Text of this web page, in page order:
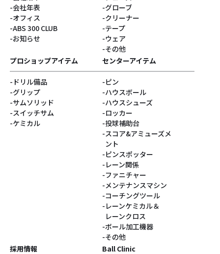
会社年表
オフィス
ABS 300 CLUB
お知らせ
グローブ
クリーナー
テープ
ウェア
その他
プロショップアイテム
ドリル備品
グリップ
サムソリッド
スイッチサム
ケミカル
センターアイテム
ピン
ハウスボール
ハウスシューズ
ロッカー
投球補助台
スコア&アミューズメ
ント
ピンスポッター
レーン関係
ファニチャー
メンテナンスマシン
コーチングツール
レーンケミカル＆
レーンクロス
ボール加工機器
その他
採用情報
Ball Clinic